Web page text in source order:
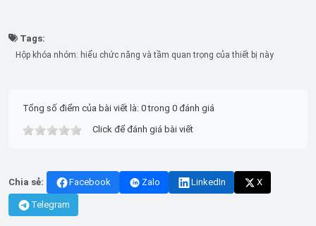
Tags:
Hộp khóa nhóm: hiểu chức năng và tầm quan trọng của thiết bị này
Tổng số điểm của bài viết là: 0 trong 0 đánh giá
Click để đánh giá bài viết
Chia sẻ: Facebook Zalo LinkedIn X
Telegram